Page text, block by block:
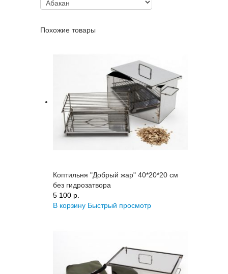
Похожие товары
Коптильня "Добрый жар" 40*20*20 см
без гидрозатвора
5 100 p.
В корзину Быстрый просмотр